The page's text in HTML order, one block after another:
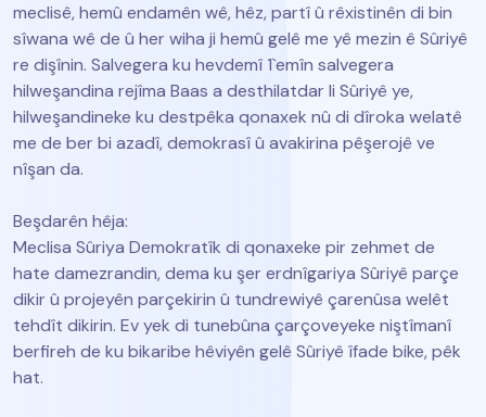
meclisê, hemû endamên wê, hêz, partî û rêxistinên di bin
sîwana wê de û her wiha ji hemû gelê me yê mezin ê Sûriyê
re dişînin. Salvegera ku hevdemî 1`emîn salvegera
hilweşandina rejîma Baas a desthilatdar li Sûriyê ye,
hilweşandineke ku destpêka qonaxek nû di dîroka welatê
me de ber bi azadî, demokrasî û avakirina pêşerojê ve
nîşan da.
Beşdarên hêja:
Meclisa Sûriya Demokratîk di qonaxeke pir zehmet de
hate damezrandin, dema ku şer erdnîgariya Sûriyê parçe
dikir û projeyên parçekirin û tundrewiyê çarenûsa welêt
tehdît dikirin. Ev yek di tunebûna çarçoveyeke niştîmanî
berfireh de ku bikaribe hêviyên gelê Sûriyê îfade bike, pêk
hat.